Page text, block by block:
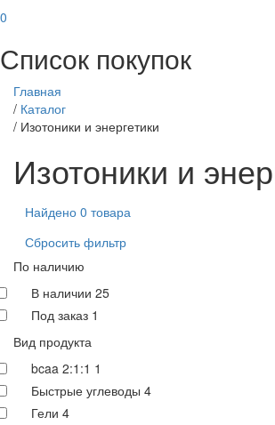
0
Список покупок
Главная
/ Каталог
/ Изотоники и энергетики
Изотоники и
Найдено 0 товара
Сбросить фильтр
По наличию
В наличии 25
Под заказ 1
Вид продукта
bcaa 2:1:1 1
Быстрые углеводы 4
Гели 4